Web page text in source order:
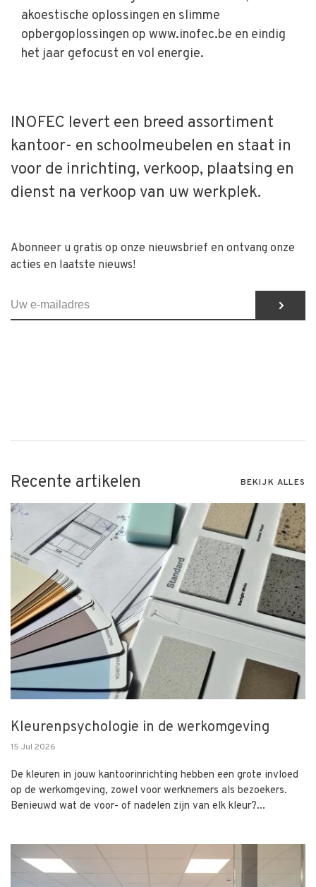
akoestische oplossingen en slimme
opbergoplossingen op www.inofec.be en eindig
het jaar gefocust en vol energie.
INOFEC levert een breed assortiment
kantoor- en schoolmeubelen en staat in
voor de inrichting, verkoop, plaatsing en
dienst na verkoop van uw werkplek.
Abonneer u gratis op onze nieuwsbrief en ontvang onze
acties en laatste nieuws!
Recente artikelen BEKIJK ALLES
Kleurenpsychologie in de werkomgeving
15 Jul 2026
De kleuren in jouw kantoorinrichting hebben een grote invloed
op de werkomgeving, zowel voor werknemers als bezoekers.
Benieuwd wat de voor- of nadelen zijn van elk kleur?...